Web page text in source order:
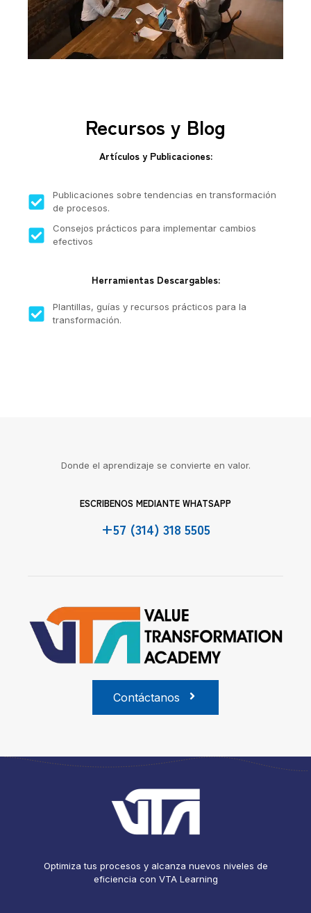
Recursos y Blog
Artículos y Publicaciones:
Publicaciones sobre tendencias en transformación
de procesos.
Consejos prácticos para implementar cambios
efectivos
Herramientas Descargables:
Plantillas, guías y recursos prácticos para la
transformación.
Donde el aprendizaje se convierte en valor.
ESCRIBENOS MEDIANTE WHATSAPP
+57 (314) 318 5505
Contáctanos
Optimiza tus procesos y alcanza nuevos niveles de
eficiencia con VTA Learning